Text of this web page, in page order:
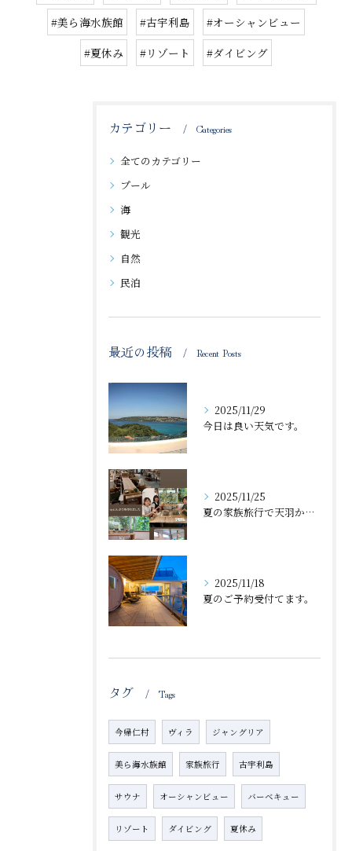
#美ら海水族館
#古宇利島
#オーシャンビュー
#夏休み
#リゾート #ダイビング
カテゴリー Categories
全てのカテゴリー
プール
海
観光
自然
民泊
最近の投稿 Recent Posts
2025/11/29
今日は良い天気です。
2025/11/25
夏の家族旅行で天羽から近くの体験工房で丼🍜作ったのが、忘れた...
2025/11/18
夏のご予約受付てます。
タグ Tags
今帰仁村 ヴィラ ジャングリア
美ら海水族館 家族旅行 古宇利島
サウナ オーシャンビュー バーベキュー
リゾート ダイビング 夏休み